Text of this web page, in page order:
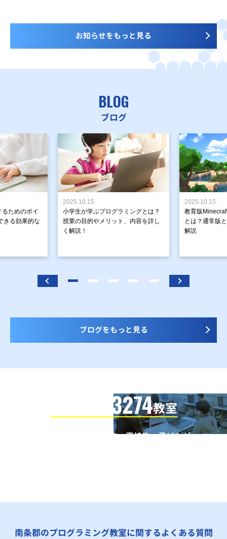
お知らせをもっと見る
BLOG
ブログ
ためのポイ
きる効果的な
2025.10.15
小学生が学ぶプログラミングとは？
授業の目的やメリット、内容を詳し
く解説！
2025.10.15
教育版
とは？通常版
解説
ブログをもっと見る
3274教室
全国の小学生・中学生・高校生・子どもが
南条郡のプログラミング教室に関するよくある質問